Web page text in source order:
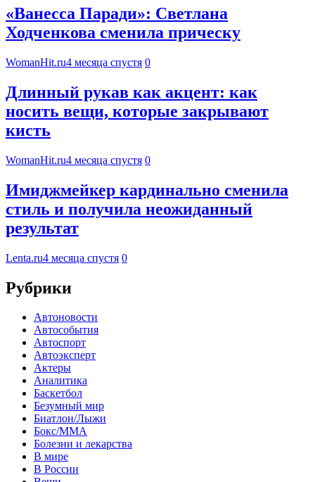
«Ванесса Паради»: Светлана
Ходченкова сменила прическу
WomanHit.ru4 месяца спустя 0
Длинный рукав как акцент: как
носить вещи, которые закрывают
кисть
WomanHit.ru4 месяца спустя 0
Имиджмейкер кардинально сменила
стиль и получила неожиданный
результат
Lenta.ru4 месяца спустя 0
Рубрики
Автоновости
Автособытия
Автоспорт
Автоэксперт
Актеры
Аналитика
Баскетбол
Безумный мир
Биатлон/Лыжи
Бокс/MMA
Болезни и лекарства
В мире
В России